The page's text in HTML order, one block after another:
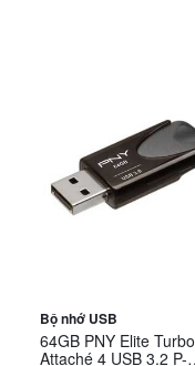
Bộ nhớ USB
64GB PNY Elite Turbo
Attaché 4 USB 3.2 P-